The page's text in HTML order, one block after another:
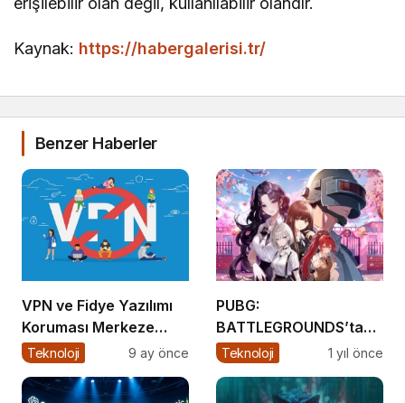
Kaynak: https://habergalerisi.tr/
Benzer Haberler
VPN ve Fidye Yazılımı
Koruması Merkeze
Alındı
Teknoloji 9 ay önce
PUBG:
BATTLEGROUNDS’tan 1
Nisan Şakası
Teknoloji 1 yıl önce